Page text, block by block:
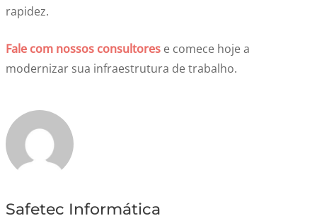
rapidez.
Fale com nossos consultores e comece hoje a
modernizar sua infraestrutura de trabalho.
Safetec Informática